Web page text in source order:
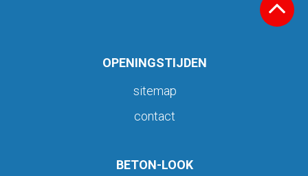
OPENINGSTIJDEN
sitemap
contact
BETON-LOOK